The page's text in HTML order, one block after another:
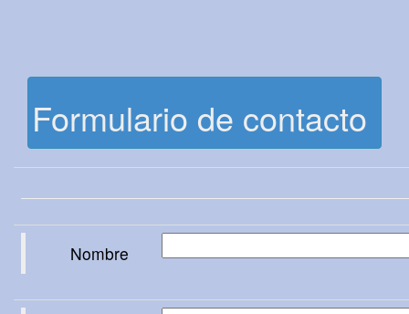
Formulario de contacto
Nombre